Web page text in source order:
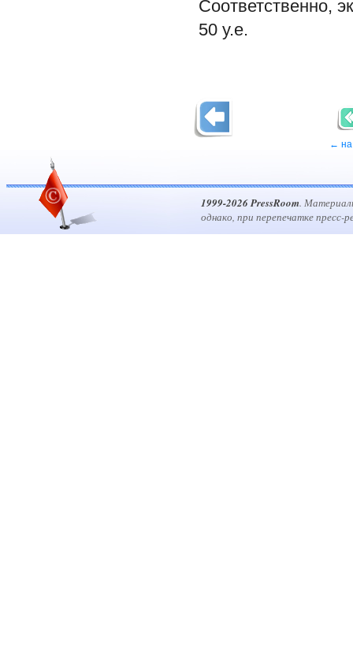
Соответственно,
50 у.е.
← на
1999-2026 PressRoom.
однако, при перепечатке пресс-